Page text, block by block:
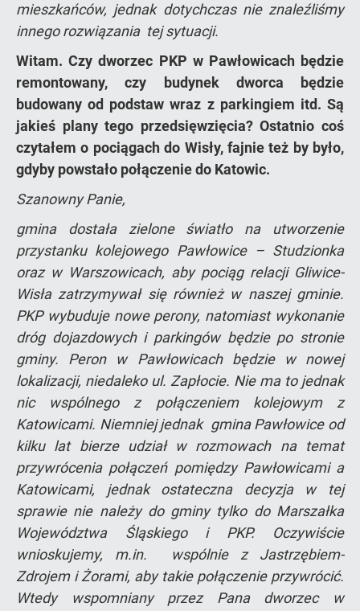
mieszkańców, jednak dotychczas nie znaleźliśmy
innego rozwiązania tej sytuacji.
Witam. Czy dworzec PKP w Pawłowicach będzie
remontowany, czy budynek dworca będzie
budowany od podstaw wraz z parkingiem itd. Są
jakieś plany tego przedsięwzięcia? Ostatnio coś
czytałem o pociągach do Wisły, fajnie też by było,
gdyby powstało połączenie do Katowic.
Szanowny Panie,
gmina dostała zielone światło na utworzenie
przystanku kolejowego Pawłowice – Studzionka
oraz w Warszowicach, aby pociąg relacji Gliwice-
Wisła zatrzymywał się również w naszej gminie.
PKP wybuduje nowe perony, natomiast wykonanie
dróg dojazdowych i parkingów będzie po stronie
gminy. Peron w Pawłowicach będzie w nowej
lokalizacji, niedaleko ul. Zapłocie. Nie ma to jednak
nic wspólnego z połączeniem kolejowym z
Katowicami. Niemniej jednak gmina Pawłowice od
kilku lat bierze udział w rozmowach na temat
przywrócenia połączeń pomiędzy Pawłowicami a
Katowicami, jednak ostateczna decyzja w tej
sprawie nie należy do gminy tylko do Marszałka
Województwa Śląskiego i PKP. Oczywiście
wnioskujemy, m.in. wspólnie z Jastrzębiem-
Zdrojem i Żorami, aby takie połączenie przywrócić.
Wtedy wspomniany przez Pana dworzec w